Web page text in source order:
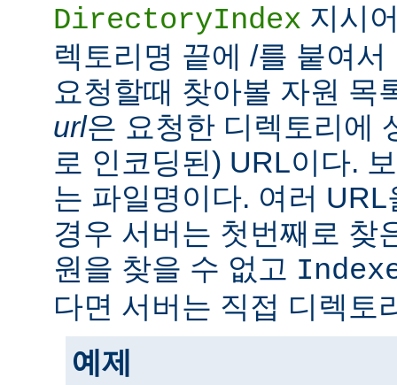
DirectoryIndex 지시
렉토리명 끝에 /를 붙여
요청할때 찾아볼 자원 목
url은 요청한 디렉토리에
로 인코딩된) URL이다.
는 파일명이다. 여러
경우 서버는 첫번째로 찾
원을 찾을 수 없고
다면 서버는 직접 디렉토
예제